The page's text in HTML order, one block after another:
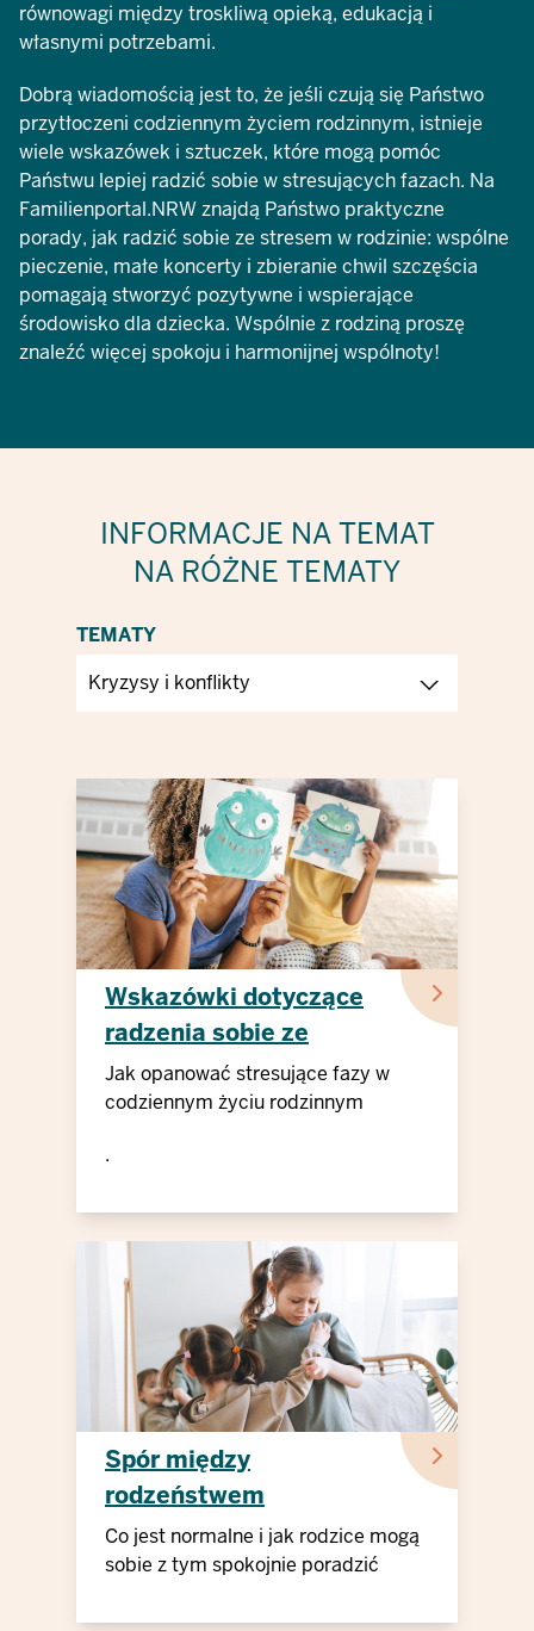
równowagi między troskliwą opieką, edukacją i
własnymi potrzebami.
Dobrą wiadomością jest to, że jeśli czują się Państwo
przytłoczeni codziennym życiem rodzinnym, istnieje
wiele wskazówek i sztuczek, które mogą pomóc
Państwu lepiej radzić sobie w stresujących fazach. Na
Familienportal.NRW znajdą Państwo praktyczne
porady, jak radzić sobie ze stresem w rodzinie: wspólne
pieczenie, małe koncerty i zbieranie chwil szczęścia
pomagają stworzyć pozytywne i wspierające
środowisko dla dziecka. Wspólnie z rodziną proszę
znaleźć więcej spokoju i harmonijnej wspólnoty!
INFORMACJE NA TEMAT
NA RÓŻNE TEMATY
TEMATY
Wskazówki dotyczące
radzenia sobie ze
stresem w rodzinie
Jak opanować stresujące fazy w
codziennym życiu rodzinnym
.
Spór między
rodzeństwem
Co jest normalne i jak rodzice mogą
sobie z tym spokojnie poradzić